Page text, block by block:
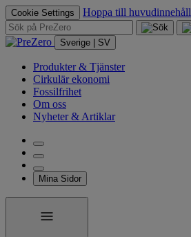
Cookie Settings Hoppa till huvudinnehåll
Sverige | SV
Produkter & Tjänster
Cirkulär ekonomi
Fossilfrihet
Om oss
Nyheter & Artiklar
Mina Sidor